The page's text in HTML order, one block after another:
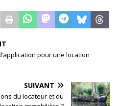
pour une location
SUIVANT
du locateur et du